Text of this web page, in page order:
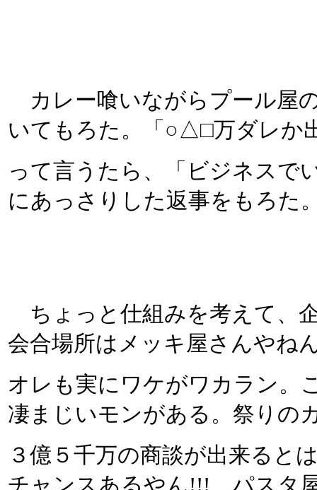
カレー喰いながらプール屋
いてもろた。「○△□万ダレか
って言うたら、「ビジネスで
にあっさりした返事をもろた
ちょっと仕組みを考えて、
会合場所はメッキ屋さんやね
オレも実にワケがワカラン。
凄まじいモンがある。祭りの
３億５千万の商談が出来ると
チャンスあるやん!!! パスタ